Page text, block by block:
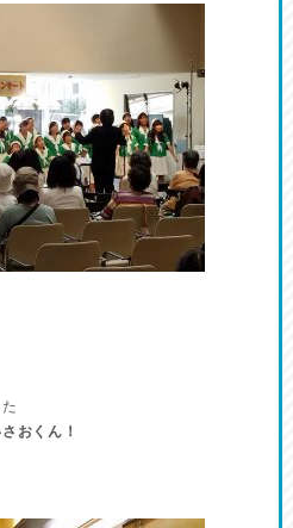
おくん！